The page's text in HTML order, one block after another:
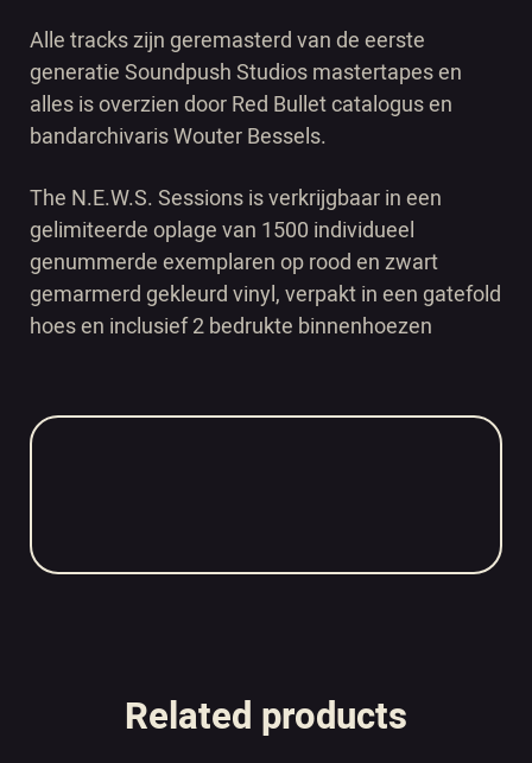
Alle tracks zijn geremasterd van de eerste
generatie Soundpush Studios mastertapes en
alles is overzien door Red Bullet catalogus en
bandarchivaris Wouter Bessels.
The N.E.W.S. Sessions is verkrijgbaar in een
gelimiteerde oplage van 1500 individueel
genummerde exemplaren op rood en zwart
gemarmerd gekleurd vinyl, verpakt in een gatefold
hoes en inclusief 2 bedrukte binnenhoezen
Related products